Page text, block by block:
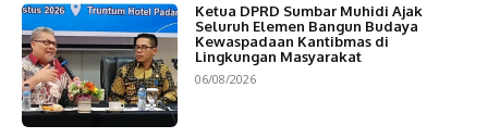
Ketua DPRD Sumbar Muhidi Ajak
Seluruh Elemen Bangun Budaya
Kewaspadaan Kantibmas di
Lingkungan Masyarakat
06/08/2026